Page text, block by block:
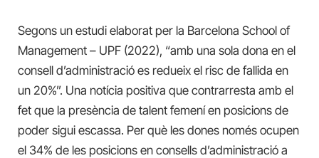
Segons un estudi elaborat per la Barcelona School of
Management – UPF (2022), “amb una sola dona en el
consell d’administració es redueix el risc de fallida en
un 20%”. Una notícia positiva que contrarresta amb el
fet que la presència de talent femení en posicions de
poder sigui escassa. Per què les dones només ocupen
el 34% de les posicions en consells d’administració a